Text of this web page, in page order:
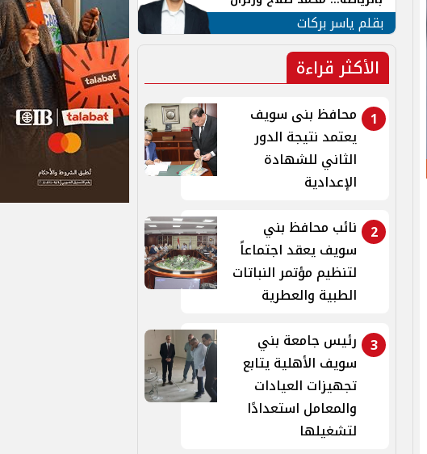
الهوية في الشارع التركي
بقلم ياسر بركات
الأكثر قراءة
1
محافظ بنى سويف
يعتمد نتيجة الدور
الثاني للشهادة
الإعدادية
2
نائب محافظ بني
سويف يعقد اجتماعاً
لتنظيم مؤتمر النباتات
الطبية والعطرية
3 رئيس جامعة بني
سويف الأهلية يتابع
تجهيزات العيادات
والمعامل استعدادًا
لتشغيلها